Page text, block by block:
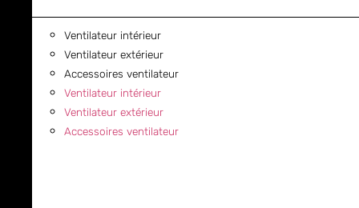
Ventilateur intérieur
Ventilateur extérieur
Accessoires ventilateur
Ventilateur intérieur
Ventilateur extérieur
Accessoires ventilateur